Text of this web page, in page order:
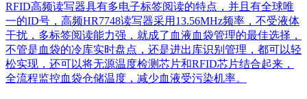
RFID高频读写器具有多电子标签阅读的特点，并且有全球唯
一的ID号，高频HR7748读写器采用13.56MHz频率，不受液体
干扰，多标签阅读能力强，就成了血液血袋管理的最佳选择，
不管是血袋的冷库实时盘点，还是进出库识别管理，都可以轻
松实现，还可以将无源温度检测芯片和RFID芯片结合起来，
全流程监控血袋仓储温度，减少血液受污染机率。